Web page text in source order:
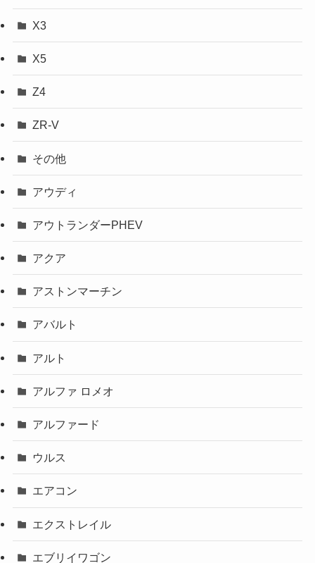
X3
X5
Z4
ZR-V
その他
アウディ
アウトランダーPHEV
アクア
アストンマーチン
アバルト
アルト
アルファ ロメオ
アルファード
ウルス
エアコン
エクストレイル
エブリイワゴン